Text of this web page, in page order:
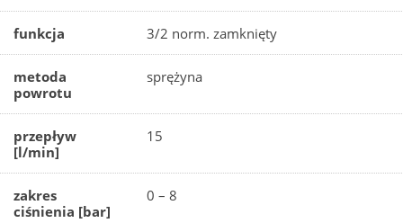
funkcja 3/2 norm. zamknięty
metoda
powrotu
sprężyna
przepływ
[l/min]
15
zakres
ciśnienia [bar]
0 – 8